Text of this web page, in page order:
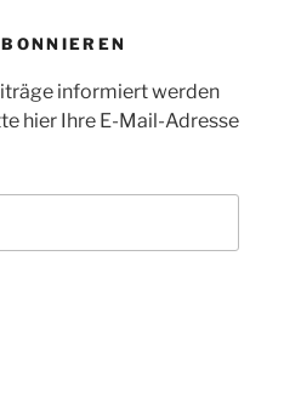
informiert werden
hier Ihre E-Mail-Adresse